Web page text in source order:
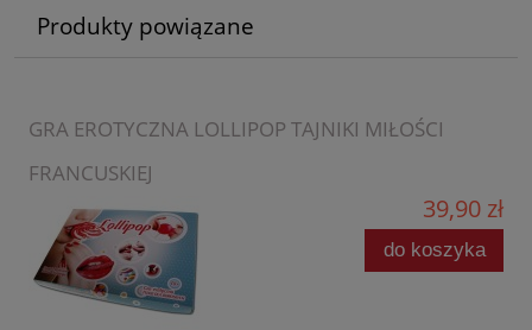
Produkty powiązane
GRA EROTYCZNA LOLLIPOP TAJNIKI MIŁOŚCI
FRANCUSKIEJ
39,90 zł
do koszyka